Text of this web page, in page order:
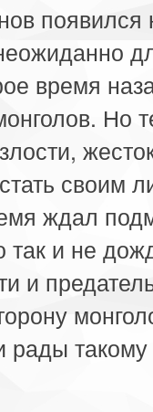
время
Но
своим
ждал
так и не
и
рады такому